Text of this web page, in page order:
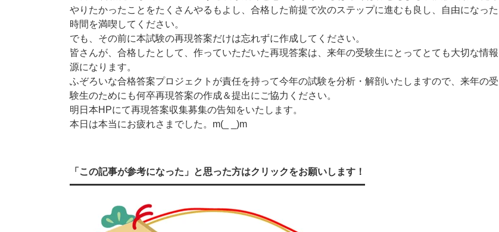
やりたかったことをたくさんやるもよし、合格した前提で次のステップに進むも良し、自由になった
時間を満喫してください。
でも、その前に本試験の再現答案だけは忘れずに作成してください。
皆さんが、合格したとして、作っていただいた再現答案は、来年の受験生にとってとても大切な情報
源になります。
ふぞろいな合格答案プロジェクトが責任を持って今年の試験を分析・解剖いたしますので、来年の受
験生のためにも何卒再現答案の作成＆提出にご協力ください。
明日本HPにて再現答案収集募集の告知をいたします。
本日は本当にお疲れさまでした。m(_ _)m
「この記事が参考になった」と思った方はクリックをお願いします！